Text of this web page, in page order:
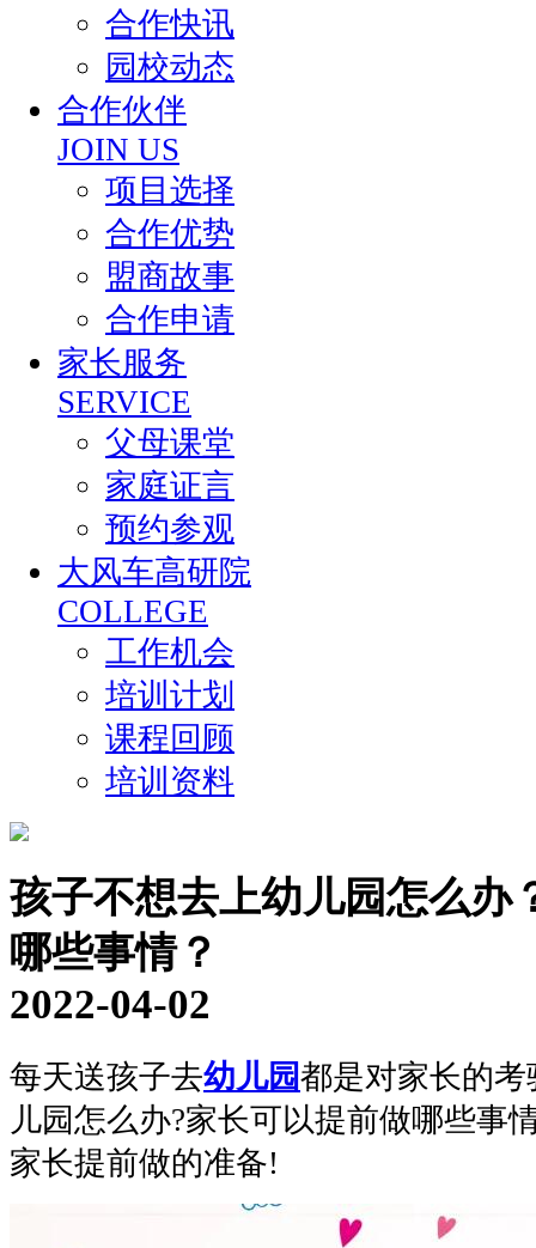
合作快讯
园校动态
合作伙伴
JOIN US
项目选择
合作优势
盟商故事
合作申请
家长服务
SERVICE
父母课堂
家庭证言
预约参观
大风车高研院
COLLEGE
工作机会
培训计划
课程回顾
培训资料
孩子不想去上幼儿园怎么办
哪些事情？
2022-04-02
每天送孩子去幼儿园都是对家长的
儿园怎么办?家长可以提前做哪些事
家长提前做的准备!